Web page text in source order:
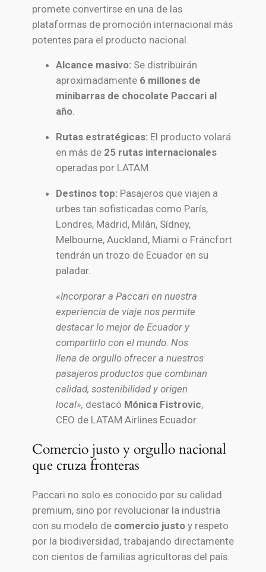
promete convertirse en una de las
plataformas de promoción internacional más
potentes para el producto nacional.
Alcance masivo:Se distribuirán
aproximadamente 6 millones de
minibarras de chocolate Paccari al
año.
Rutas estratégicas:El producto volará
en más de 25 rutas internacionales
operadas por LATAM.
Destinos top:Pasajeros que viajen a
urbes tan sofisticadas como París,
Londres, Madrid, Milán, Sídney,
Melbourne, Auckland, Miami o Fráncfort
tendrán un trozo de Ecuador en su
paladar.
«Incorporar a Paccari en nuestra
experiencia de viaje nos permite
destacar lo mejor de Ecuador y
compartirlo con el mundo. Nos
llena de orgullo ofrecer a nuestros
pasajeros productos que combinan
calidad, sostenibilidad y origen
local», destacó Mónica Fistrovic,
CEO de LATAM Airlines Ecuador.
Comercio justo y orgullo nacional
que cruza fronteras
Paccari no solo es conocido por su calidad
premium, sino por revolucionar la industria
con su modelo de comercio justoy respeto
por la biodiversidad, trabajando directamente
con cientos de familias agricultoras del país.